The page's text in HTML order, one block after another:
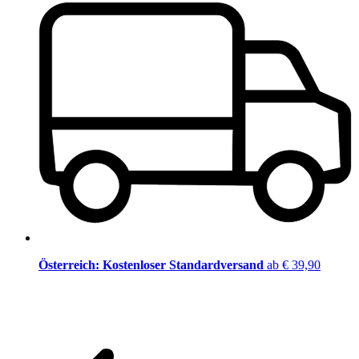
Österreich: Kostenloser Standardversand ab € 39,90